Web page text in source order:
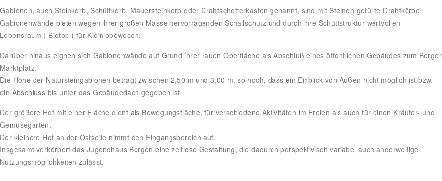
Gabionen, auch Steinkorb, Schüttkorb, Mauersteinkorb oder Drahtschotterkasten genannt, sind mit Steinen gefüllte Drahtkörbe.
Gabionenwände bieten wegen ihrer großen Masse hervorragenden Schallschutz und durch ihre Schüttstruktur wertvollen
Lebensraum ( Biotop ) für Kleinlebewesen.
Darüber hinaus eignen sich Gabionenwände auf Grund ihrer rauen Oberfläche als Abschluß eines öffentlichen Gebäudes zum Berger
Marktplatz.
Die Höhe der Natursteingabionen beträgt zwischen 2,50 m und 3,00 m, so hoch, dass ein Einblick von Außen nicht möglich ist bzw.
ein Abschluss bis unter das Gebäudedach gegeben ist.
Der größere Hof mit einer Fläche dient als Bewegungsfläche, für verschiedene Aktivitäten im Freien als auch für einen Kräuter- und
Gemüsegarten.
Der kleinere Hof an der Ostseite nimmt den Eingangsbereich auf.
Insgesamt verkörpert das Jugendhaus Bergen eine zeitlose Gestaltung, die dadurch perspektivisch variabel auch anderweitige
Nutzungsmöglichkeiten zulässt.